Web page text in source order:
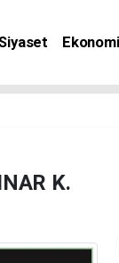
Ekonomi
K.